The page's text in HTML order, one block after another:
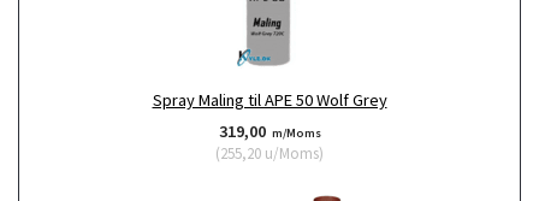
Spray Maling til APE 50 Wolf Grey
319,00 m/Moms
(255,20 u/Moms)